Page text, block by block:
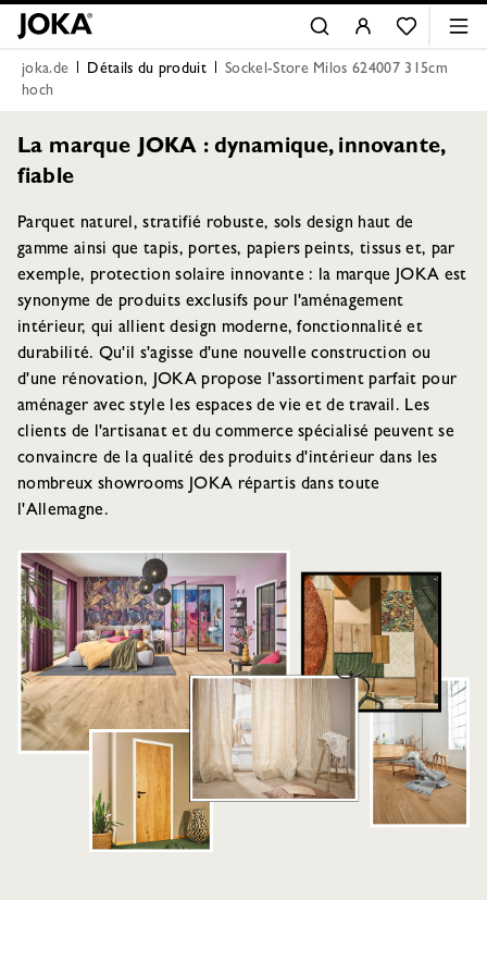
joka.de Détails du produit
Sockel-Store Milos 624007 315cm
hoch
La marque JOKA : dynamique, innovante,
fiable
Parquet naturel, stratifié robuste, sols design haut de
gamme ainsi que tapis, portes, papiers peints, tissus et, par
exemple, protection solaire innovante : la marque JOKA est
synonyme de produits exclusifs pour l'aménagement
intérieur, qui allient design moderne, fonctionnalité et
durabilité. Qu'il s'agisse d'une nouvelle construction ou
d'une rénovation, JOKA propose l'assortiment parfait pour
aménager avec style les espaces de vie et de travail. Les
clients de l'artisanat et du commerce spécialisé peuvent se
convaincre de la qualité des produits d'intérieur dans les
nombreux showrooms JOKA répartis dans toute
l'Allemagne.